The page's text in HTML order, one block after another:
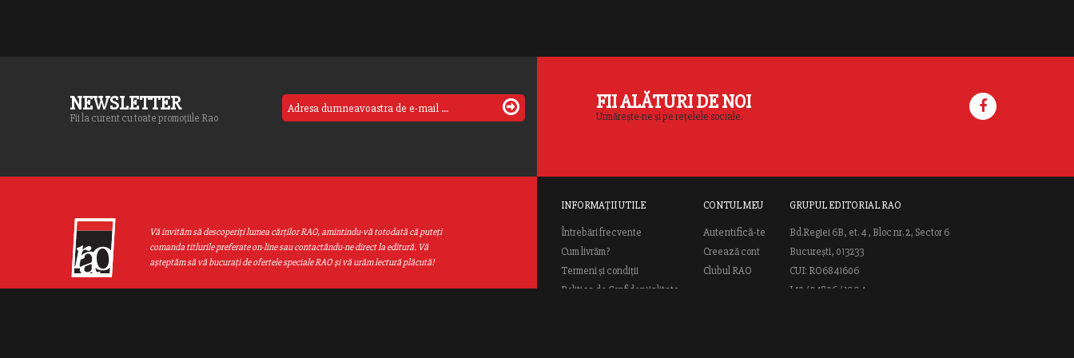
NEWSLETTER
Fii la curent cu toate promoțiile Rao
FII ALĂTURI DE NOI
Urmărește-ne și pe rețelele sociale.
Vă invităm să descoperiţi lumea cărţilor RAO, amintindu-vă totodată că puteţi
comanda titlurile preferate on-line sau contactându-ne direct la editură. Vă
aşteptăm să vă bucuraţi de ofertele speciale RAO şi vă urăm lectură plăcută!
INFORMAȚII UTILE
Întrebări frecvente
Cum livrăm?
Termeni și condiții
Politica de Confidențialitate
CONTUL MEU
Autentifică-te
Creează cont
Clubul RAO
GRUPUL EDITORIAL RAO
Bd.Regiei 6B, et. 4 , Bloc nr. 2, Sector 6
București, 013233
CUI: RO6841606
J40 / 24806 / 1994